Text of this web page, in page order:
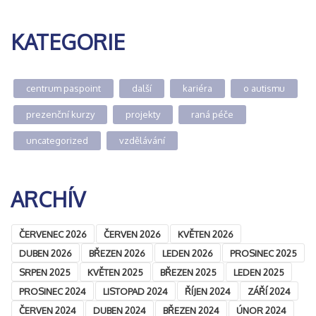
KATEGORIE
centrum paspoint další kariéra o autismu
prezenční kurzy projekty raná péče
uncategorized vzdělávání
ARCHÍV
ČERVENEC 2026 ČERVEN 2026
KVĚTEN 2026
DUBEN 2026
BŘEZEN 2026 LEDEN 2026
PROSINEC 2025
SRPEN 2025
KVĚTEN 2025 BŘEZEN 2025
LEDEN 2025
PROSINEC 2024
LISTOPAD 2024 ŘÍJEN 2024
ZÁŘÍ 2024
ČERVEN 2024
DUBEN 2024 BŘEZEN 2024 ÚNOR 2024